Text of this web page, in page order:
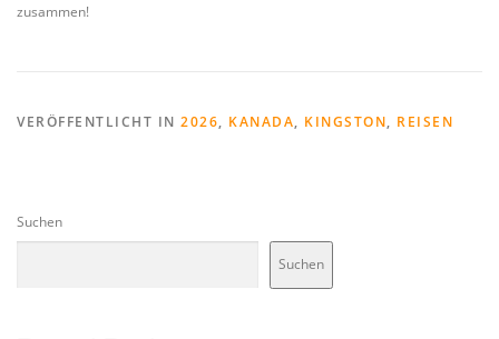
zusammen!
VERÖFFENTLICHT IN 2026, KANADA, KINGSTON, REISEN
Suchen
Suchen